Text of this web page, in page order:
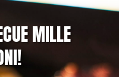
MILLE